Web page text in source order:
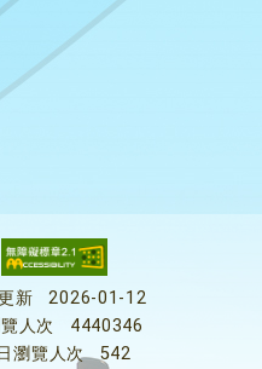
新
2026-01-12
人次
4440346
瀏覽人次
542